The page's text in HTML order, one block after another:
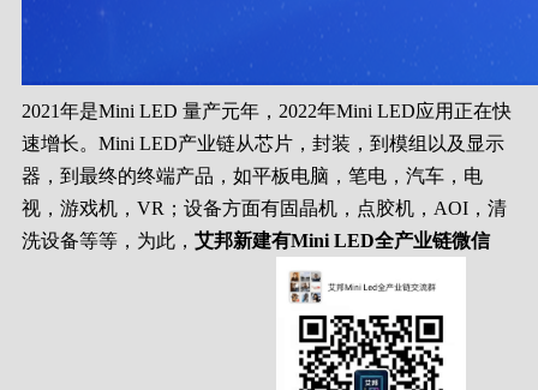
2021年是Mini LED 量产元年，2022年Mini LED应用正在快
速增长。Mini LED产业链从芯片，封装，到模组以及显示
器，到最终的终端产品，如平板电脑，笔电，汽车，电
视，游戏机，VR；设备方面有固晶机，点胶机，AOI，清
洗设备等等，为此， 艾邦新建有Mini LED全产业链微信